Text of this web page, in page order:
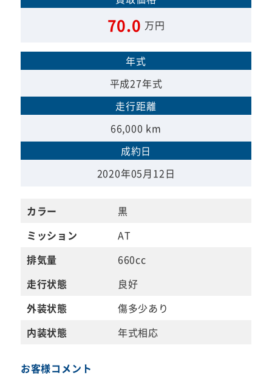
70.0 万円
年式
平成27年式
走行距離
66,000 km
成約日
2020年05月12日
カラー
黒
ミッション
AT
排気量
660cc
走行状態
良好
外装状態
傷多少あり
内装状態
年式相応
お客様コメント